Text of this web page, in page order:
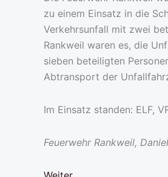
zu einem Einsatz in die
Verkehrsunfall mit zwei
Rankweil waren es, die
sieben beteiligten
Abtransport der
Im Einsatz standen: ELF,
Feuerwehr Rankweil,